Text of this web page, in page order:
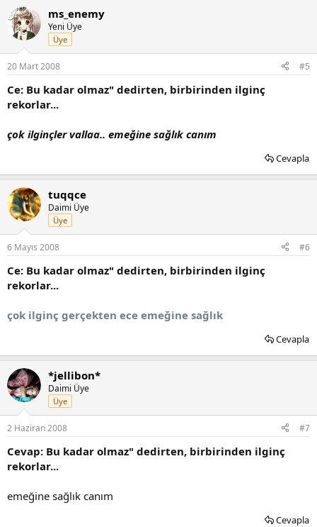
ms_enemy
Yeni Üye
Üye
20 Mart 2008 #5
Ce: Bu kadar olmaz" dedirten, birbirinden ilginç
rekorlar...
çok ilginçler vallaa.. emeğine sağlık canım
Cevapla
tuqqce
Daimi Üye
Üye
6 Mayıs 2008 #6
Ce: Bu kadar olmaz" dedirten, birbirinden ilginç
rekorlar...
çok ilginç gerçekten ece emeğine sağlık
Cevapla
*jellibon*
Daimi Üye
Üye
2 Haziran 2008 #7
Cevap: Bu kadar olmaz" dedirten, birbirinden ilginç
rekorlar...
emeğine sağlık canım
Cevapla